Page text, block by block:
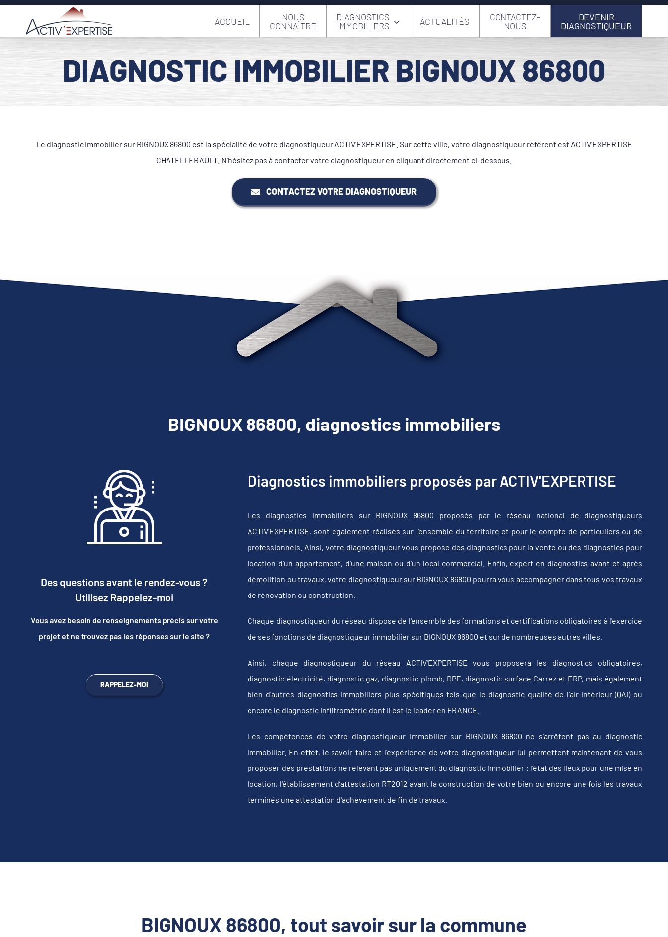
Passer
contenu
ACCUEIL
NOUS
CONNAÎTRE
DIAGNOSTICS
IMMOBILIERS
ACTUALITÉS
CONTACTEZ-
NOUS
DEVENIR
DIAGNOSTIQUEUR
DIAGNOSTIC IMMOBILIER BIGNOUX 86800
Le diagnostic immobilier sur BIGNOUX 86800 est la spécialité de votre diagnostiqueur ACTIV'EXPERTISE. Sur cette ville, votre diagnostiqueur référent est ACTIV'EXPERTISE
CHATELLERAULT. N'hésitez pas à contacter votre diagnostiqueur en cliquant directement ci-dessous.
CONTACTEZ VOTRE DIAGNOSTIQUEUR
BIGNOUX 86800, diagnostics immobiliers
Des questions avant le rendez-vous ?
Utilisez Rappelez-moi
Vous avez besoin de renseignements précis sur votre
projet et ne trouvez pas les réponses sur le site ?
RAPPELEZ-MOI
Diagnostics immobiliers proposés par ACTIV'EXPERTISE
Les diagnostics immobiliers sur BIGNOUX 86800 proposés par le réseau national de diagnostiqueurs
ACTIV'EXPERTISE, sont également réalisés sur l'ensemble du territoire et pour le compte de particuliers ou de
professionnels. Ainsi, votre diagnostiqueur vous propose des diagnostics pour la vente ou des diagnostics pour
location d'un appartement, d'une maison ou d'un local commercial. Enfin, expert en diagnostics avant et après
démolition ou travaux, votre diagnostiqueur sur BIGNOUX 86800 pourra vous accompagner dans tous vos travaux
de rénovation ou construction.
Chaque diagnostiqueur du réseau dispose de l'ensemble des formations et certifications obligatoires à l'exercice
de ses fonctions de diagnostiqueur immobilier sur BIGNOUX 86800 et sur de nombreuses autres villes.
Ainsi, chaque diagnostiqueur du réseau ACTIV'EXPERTISE vous proposera les diagnostics obligatoires,
diagnostic électricité, diagnostic gaz, diagnostic plomb, DPE, diagnostic surface Carrez et ERP, mais également
bien d'autres diagnostics immobiliers plus spécifiques tels que le diagnostic qualité de l'air intérieur (QAI) ou
encore le diagnostic Infiltrométrie dont il est le leader en FRANCE.
Les compétences de votre diagnostiqueur immobilier sur BIGNOUX 86800 ne s'arrêtent pas au diagnostic
immobilier. En effet, le savoir-faire et l'expérience de votre diagnostiqueur lui permettent maintenant de vous
proposer des prestations ne relevant pas uniquement du diagnostic immobilier : l'état des lieux pour une mise en
location, l'établissement d’attestation RT2012 avant la construction de votre bien ou encore une fois les travaux
terminés une attestation d'achèvement de fin de travaux.
BIGNOUX 86800, tout savoir sur la commune